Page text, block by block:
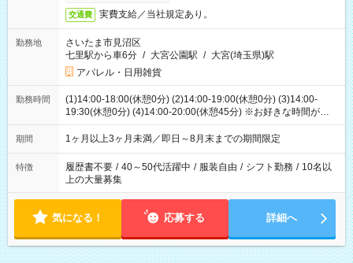
交通費 実費支給／当社規定あり。
勤務地
さいたま市見沼区
七里駅から車6分 / 大宮公園駅 / 大宮(埼玉県)駅
アパレル・日用雑貨
勤務時間
(1)14:00-18:00(休憩0分) (2)14:00-19:00(休憩0分) (3)14:00-
19:30(休憩0分) (4)14:00-20:00(休憩45分) ※お好きな時間が選べ
ます
期間 1ヶ月以上3ヶ月未満／即日～8月末までの期間限定
特徴 履歴書不要 / 40～50代活躍中 / 服装自由 / シフト勤務 / 10名以
上の大量募集
気になる！ 応募する 詳細へ